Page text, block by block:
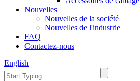
Nouvelles
Nouvelles de la société
Nouvelles de l'industrie
FAQ
Contactez-nous
English